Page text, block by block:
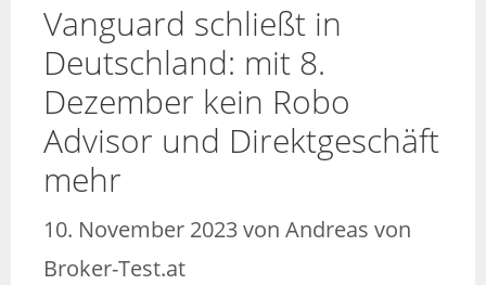
Vanguard schließt in
Deutschland: mit 8.
Dezember kein Robo
Advisor und Direktgeschäft
mehr
10. November 2023von Andreas von
Broker-Test.at